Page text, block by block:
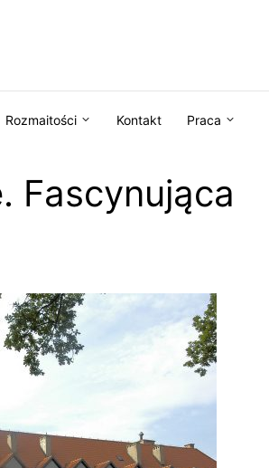
Rozmaitości Kontakt Praca
Fascynująca